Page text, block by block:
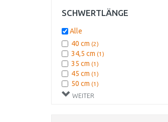
SCHWERTLÄNGE
WEITER
Alle
40 cm (2)
34,5 cm (1)
35 cm (1)
45 cm (1)
50 cm (1)